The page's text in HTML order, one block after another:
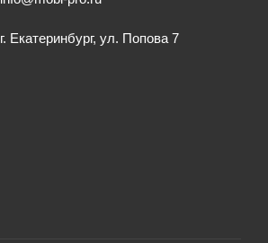
г. Екатеринбург, ул. Попова 7